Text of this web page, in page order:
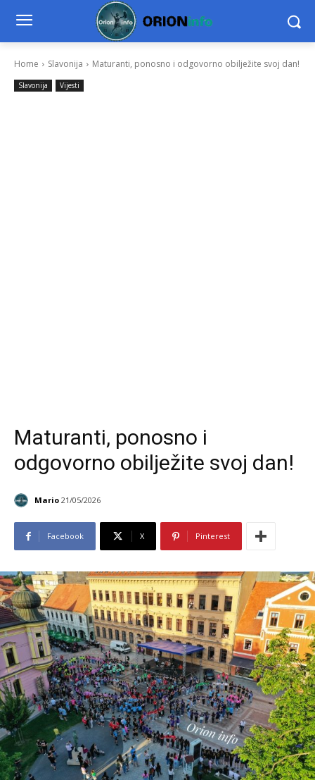
Home Slavonija Maturanti, ponosno i odgovorno obilježite svoj dan!
Slavonija Vijesti
Maturanti, ponosno i
odgovorno obilježite svoj dan!
Mario 21/05/2026
Facebook X Pinterest